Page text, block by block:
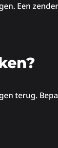
Een
terug.